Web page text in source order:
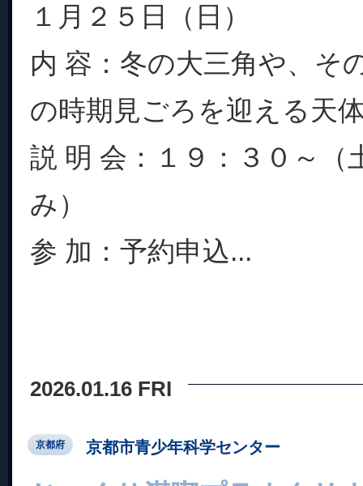
１月２５日（日）
内 容：冬の大三角や、そ
の時期見ごろを迎える天
説 明 会：１９：３０～（
み）
参 加：予約申込...
2026.01.16 FRI
京都府 京都市青少年科学センター